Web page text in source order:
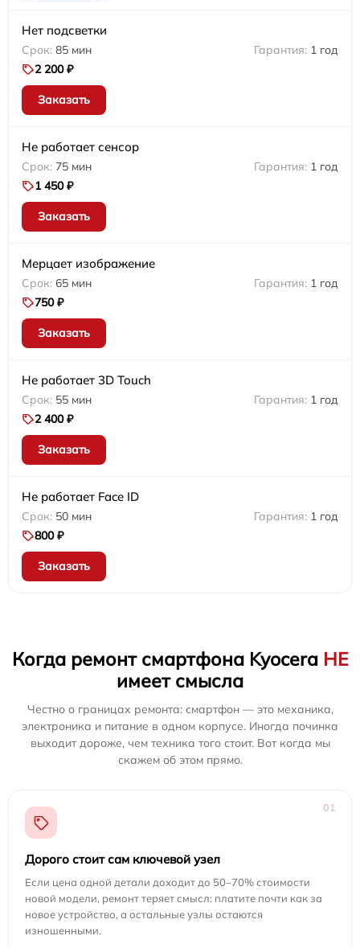
Нет подсветки
85 мин
1 год
2 200 ₽
Заказать
Не работает сенсор
75 мин
1 год
1 450 ₽
Заказать
Мерцает изображение
65 мин
1 год
750 ₽
Заказать
Не работает 3D Touch
55 мин
1 год
2 400 ₽
Заказать
Не работает Face ID
50 мин
1 год
800 ₽
Заказать
Когда ремонт смартфона Kyocera НЕ
имеет смысла
Честно о границах ремонта: смартфон — это механика,
электроника и питание в одном корпусе. Иногда починка
выходит дороже, чем техника того стоит. Вот когда мы
скажем об этом прямо.
01
Дорого стоит сам ключевой узел
Если цена одной детали доходит до 50–70% стоимости
новой модели, ремонт теряет смысл: платите почти как за
новое устройство, а остальные узлы остаются
изношенными.